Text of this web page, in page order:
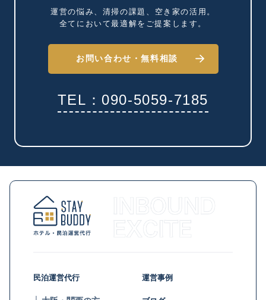
運営の悩み、清掃の課題、 空き家の活用。
全てにおいて最適解を ご提案します。
お問い合わせ・無料相談
TEL：090-5059-7185
民泊運営代行 運営事例